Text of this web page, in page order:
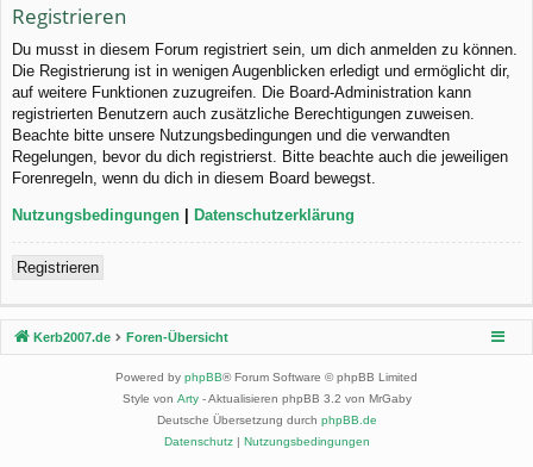
Registrieren
Du musst in diesem Forum registriert sein, um dich anmelden zu können.
Die Registrierung ist in wenigen Augenblicken erledigt und ermöglicht dir,
auf weitere Funktionen zuzugreifen. Die Board-Administration kann
registrierten Benutzern auch zusätzliche Berechtigungen zuweisen.
Beachte bitte unsere Nutzungsbedingungen und die verwandten
Regelungen, bevor du dich registrierst. Bitte beachte auch die jeweiligen
Forenregeln, wenn du dich in diesem Board bewegst.
Nutzungsbedingungen Datenschutzerklärung
Registrieren
Kerb2007.de Foren-Übersicht
Powered by phpBB® Forum Software © phpBB Limited
Style von Arty- Aktualisieren phpBB 3.2 von MrGaby
Deutsche Übersetzung durch phpBB.de
Datenschutz| Nutzungsbedingungen